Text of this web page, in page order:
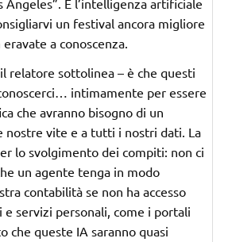
Angeles”. E l’intelligenza artificiale
un festival ancora migliore
a conoscenza.
relatore sottolinea – è che questi
intimamente per essere
che avranno bisogno di un
nostre vite e a tutti i nostri dati. La
lo svolgimento dei compiti: non ci
un agente tenga in modo
contabilità se non ha accesso
servizi personali, come i portali
che queste IA saranno quasi